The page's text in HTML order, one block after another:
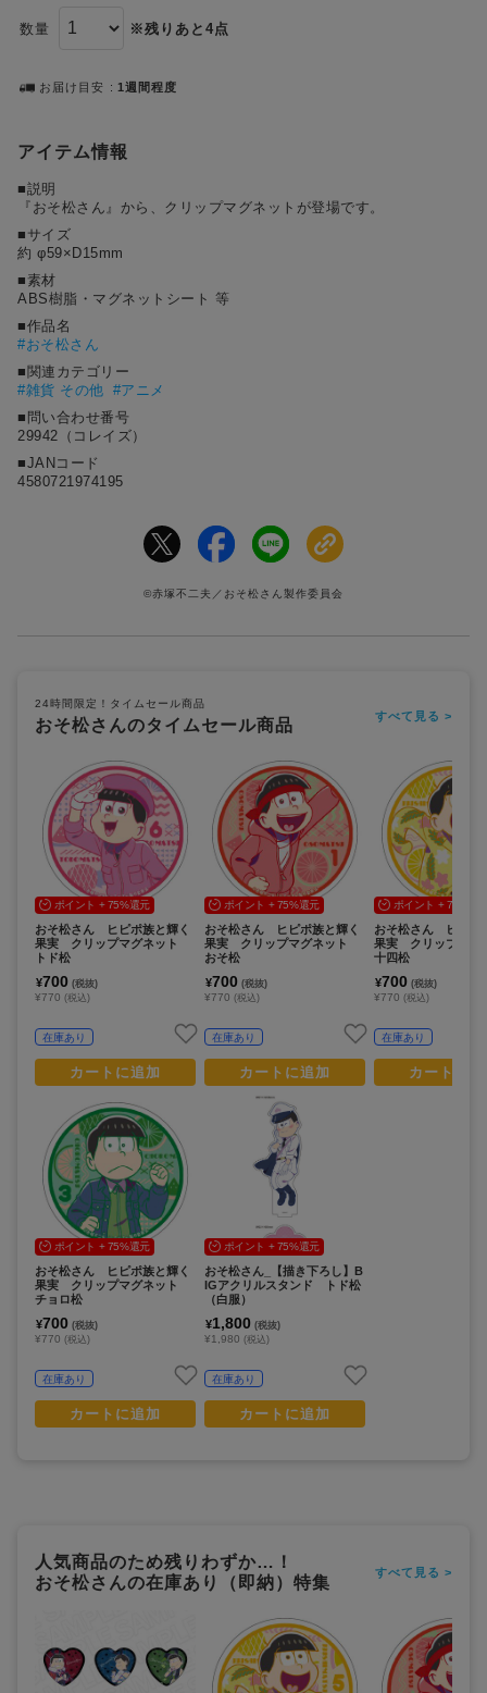
#ハイキュー!!
数量 ※残りあと4点
お届け目安 1週間程度
アイテム情報
■説明
『おそ松さん』から、クリップマグネットが登場です。
■サイズ
約 φ59×D15mm
■素材
ABS樹脂・マグネットシート 等
■作品名
#おそ松さん
■関連カテゴリー
#雑貨 その他 #アニメ
■問い合わせ番号
29942（コレイズ）
■JANコード
4580721974195
©赤塚不二夫／おそ松さん製作委員会
24時間限定！タイムセール商品
おそ松さんのタイムセール商品 すべて見る >
ポイント + 75%還元
おそ松さん ヒピポ族と輝く
果実 クリップマグネット
トド松
¥700 (税抜)
¥770 (税込)
在庫あり
カートに追加
ポイント + 75%還元
おそ松さん ヒピポ族と輝く
果実 クリップマグネット
チョロ松
¥700 (税抜)
¥770 (税込)
在庫あり
カートに追加
ポイント + 75%還元
おそ松さん ヒピポ族と輝く
果実 クリップマグネット
おそ松
¥700 (税抜)
¥770 (税込)
在庫あり
カートに追加
ポイント + 75%還元
おそ松さん_【描き下ろし】B
IGアクリルスタンド トド松
（白服）
¥1,800 (税抜)
¥1,980 (税込)
在庫あり
カートに追加
ポイント + 75%還
おそ松さん ヒピポ
果実 クリップマ
十四松
¥700 (税抜)
¥770 (税込)
在庫あり
カートに
人気商品のため残りわずか…！
おそ松さんの在庫あり（即納）特集
すべて見る >